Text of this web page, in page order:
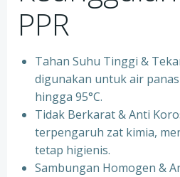
PPR
Tahan Suhu Tinggi &
digunakan untuk air
hingga 95°C.
⁠Tidak Berkarat & Anti
terpengaruh zat kimia,
tetap higienis.
⁠Sambungan Homogen &